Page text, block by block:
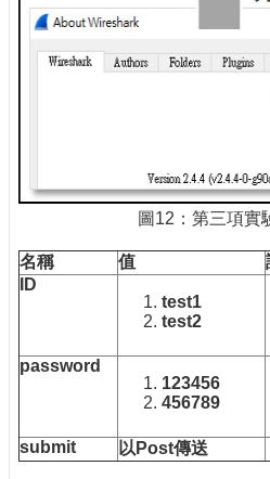
圖12：第三項實
名稱 值
ID
test1
test2
password
123456
456789
submit 以Post傳送